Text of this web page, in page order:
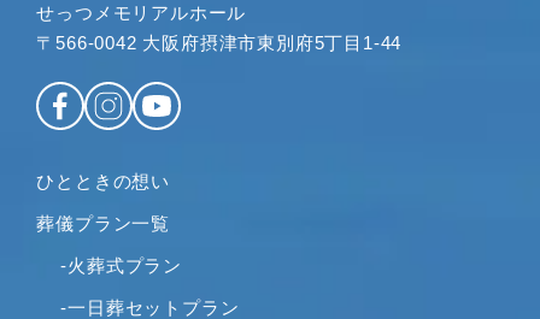
2023年1月
2022年11月
2022年10月
2022年8月
2022年7月
2022年6月
2022年5月
せっつメモリアルホール
〒566-0042 大阪府摂津市東別府5丁目1-44
ひとときの想い
葬儀プラン一覧
-火葬式プラン
-一日葬セットプラン